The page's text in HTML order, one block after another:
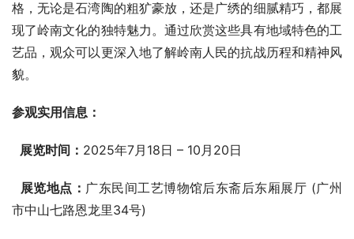
格，无论是石湾陶的粗犷豪放，还是广绣的细腻精巧，都展
现了岭南文化的独特魅力。通过欣赏这些具有地域特色的工
艺品，观众可以更深入地了解岭南人民的抗战历程和精神风
貌。
参观实用信息：
展览时间： 2025年7月18日 – 10月20日
展览地点： 广东民间工艺博物馆后东斋后东厢展厅 (广州
市中山七路恩龙里34号)